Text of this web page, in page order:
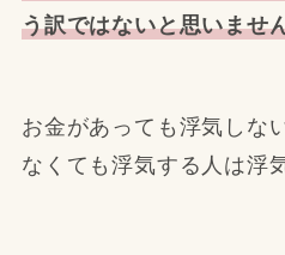
う訳ではないと思いませ
お金があっても浮気しな
なくても浮気する人は浮